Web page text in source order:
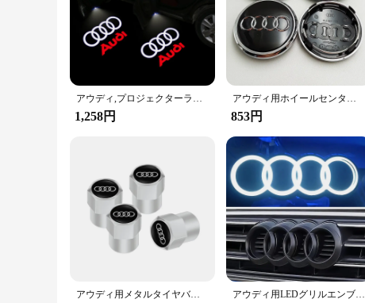
アウディ,プロジェクターランプ,アクセサリー,インライン,a3,a1,a4,b8,b7,a6,c7,a5,a7,a7,a7,a8,b9,b6,c6用の車のドアウェルカムライトq2、q3、q5、q7、q8、tt、2個
1,258円
アウディ用ホイールセンター,リムカバー,ハブエンブレム,黒とグレー,カーアクセサリー,4l0601170,a3,a5,a4,a6,a7,q3,q5,q7,77mm、4個
853円
アウディ用メタルタイヤバルブカバー,モデルA3, A4,a6,a5,q5,A1,q7,q3,q2,q8,a7,a8,a7,a8用アクセサリーtt、s1、4個 アウディ用LEDグリルエンブレム、4リングロゴライト、黒と銀のバッジ、auti a3、a4、a5、a6、a7、a8、s3、s4、s5、s6、s7、q3、q5、q7